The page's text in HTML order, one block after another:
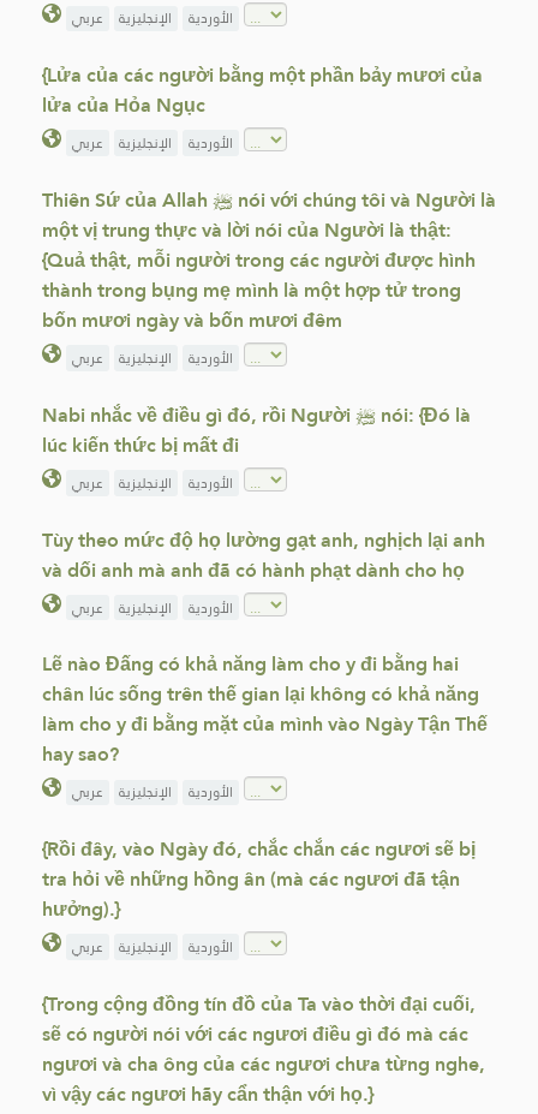
عربي الإنجليزية الأوردية
{Lửa của các người bằng một phần bảy mươi của
lửa của Hỏa Ngục
عربي الإنجليزية الأوردية
Thiên Sứ của Allah ﷺ nói với chúng tôi và Người là
một vị trung thực và lời nói của Người là thật:
{Quả thật, mỗi người trong các người được hình
thành trong bụng mẹ mình là một hợp tử trong
bốn mươi ngày và bốn mươi đêm
عربي الإنجليزية الأوردية
Nabi nhắc về điều gì đó, rồi Người ﷺ nói: {Đó là
lúc kiến thức bị mất đi
عربي الإنجليزية الأوردية
Tùy theo mức độ họ lường gạt anh, nghịch lại anh
và dối anh mà anh đã có hành phạt dành cho họ
عربي الإنجليزية الأوردية
Lẽ nào Đấng có khả năng làm cho y đi bằng hai
chân lúc sống trên thế gian lại không có khả năng
làm cho y đi bằng mặt của mình vào Ngày Tận Thế
hay sao?
عربي الإنجليزية الأوردية
{Rồi đây, vào Ngày đó, chắc chắn các ngươi sẽ bị
tra hỏi về những hồng ân (mà các ngươi đã tận
hưởng).}
عربي الإنجليزية الأوردية
{Trong cộng đồng tín đồ của Ta vào thời đại cuối,
sẽ có người nói với các ngươi điều gì đó mà các
ngươi và cha ông của các ngươi chưa từng nghe,
vì vậy các ngươi hãy cẩn thận với họ.}